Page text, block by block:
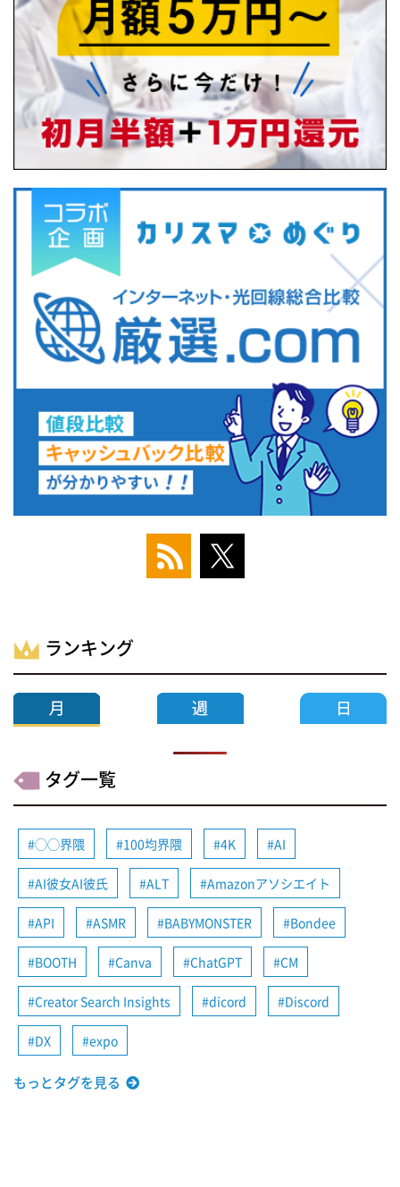
ランキング
タグ一覧
◯◯界隈 100均界隈 4K AI
AI彼女AI彼氏 ALT Amazonアソシエイト
API ASMR BABYMONSTER Bondee
BOOTH Canva ChatGPT CM
Creator Search Insights dicord Discord
DX expo
もっとタグを見る